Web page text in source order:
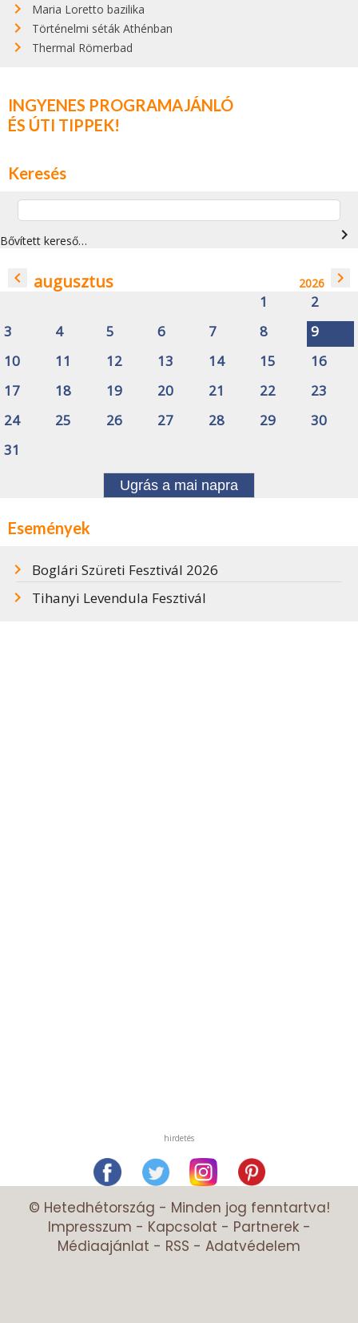
Maria Loretto bazilika
Történelmi séták Athénban
Thermal Römerbad
INGYENES PROGRAMAJÁNLÓ
ÉS ÚTI TIPPEK!
Keresés
Bővített kereső… navigate_next
navigate_before augusztus 2026 navigate_next
1
2
3
4 5 6 7 8
9
10
11 12 13 14 15
16
17
18 19 20 21 22
23
24
25 26 27 28 29
30
31
Ugrás a mai napra
Események
Boglári Szüreti Fesztivál 2026
Tihanyi Levendula Fesztivál
hirdetés
© Hetedhétország - Minden jog fenntartva!
Impresszum - Kapcsolat - Partnerek-
Médiaajánlat - RSS - Adatvédelem